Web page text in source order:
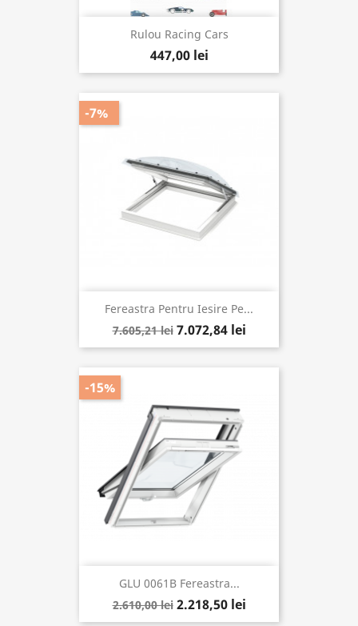
Rulou Racing Cars
447,00 lei
Fereastra Pentru Iesire Pe...
7.605,21 lei 7.072,84 lei
-7%
GLU 0061B Fereastra...
2.610,00 lei 2.218,50 lei
-15%